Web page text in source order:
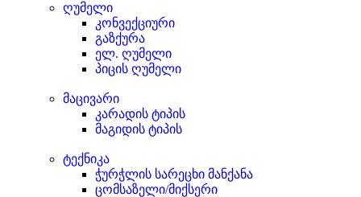
ღუმელი
კონვექციური
გაზქურა
ელ. ღუმელი
პიცის ღუმელი
მაცივარი
კარადის ტიპის
მაგიდის ტიპის
ტექნიკა
ჭურჭლის სარეცხი მანქანა
ცომსაზელი/მიქსერი